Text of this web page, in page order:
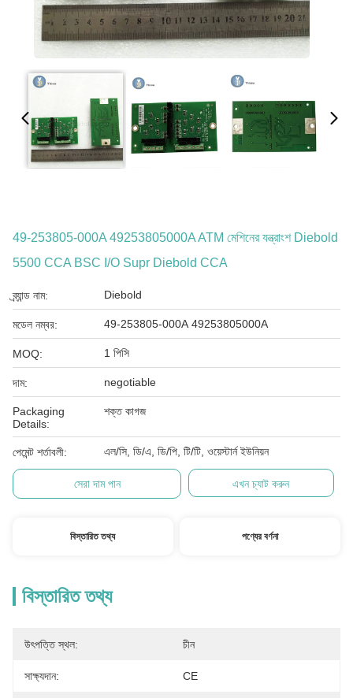
49-253805-000A 49253805000A ATM মেশিনের যন্ত্রাংশ Diebold
5500 CCA BSC I/O Supr Diebold CCA
ব্র্যান্ড নাম: Diebold
মডেল নম্বর: 49-253805-000A 49253805000A
MOQ: 1 পিসি
দাম: negotiable
Packaging
Details:
শক্ত কাগজ
পেমেন্ট শর্তাবলী: এল/সি, ডি/এ, ডি/পি, টি/টি, ওয়েস্টার্ন ইউনিয়ন
সেরা দাম পান এখন চ্যাট করুন
বিস্তারিত তথ্য পণ্যের বর্ণনা
বিস্তারিত তথ্য
উৎপত্তি স্থল: চীন
সাক্ষ্যদান: CE